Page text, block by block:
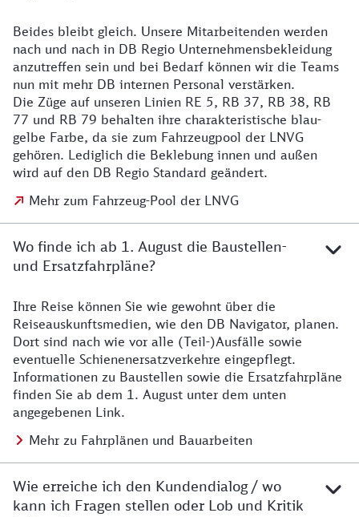
Details zu den Mitarbeitenden
Beides bleibt gleich. Unsere Mitarbeitenden werden
nach und nach in DB Regio Unternehmensbekleidung
anzutreffen sein und bei Bedarf können wir die Teams
nun mit mehr DB internen Personal verstärken.
Die Züge auf unseren Linien RE 5, RB 37, RB 38, RB
77 und RB 79 behalten ihre charakteristische blau-
gelbe Farbe, da sie zum Fahrzeugpool der LNVG
gehören. Lediglich die Beklebung innen und außen
wird auf den DB Regio Standard geändert.
Mehr zum Fahrzeug-Pool der LNVG
Wo finde ich ab 1. August die Baustellen-
und Ersatzfahrpläne?
Details zu Baustelle
Ihre Reise können Sie wie gewohnt über die
Reiseauskunftsmedien, wie den DB Navigator, planen.
Dort sind nach wie vor alle (Teil-)Ausfälle sowie
eventuelle Schienenersatzverkehre eingepflegt.
Informationen zu Baustellen sowie die Ersatzfahrpläne
finden Sie ab dem 1. August unter dem unten
angegebenen Link.
Mehr zu Fahrplänen und Bauarbeiten
Wie erreiche ich den Kundendialog / wo
kann ich Fragen stellen oder Lob und Kritik